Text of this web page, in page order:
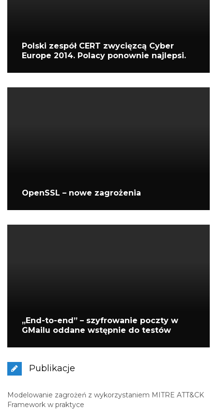
Polski zespół CERT zwycięzcą Cyber
Europe 2014. Polacy ponownie najlepsi.
OpenSSL – nowe zagrożenia
„End-to-end” – szyfrowanie poczty w
GMailu oddane wstępnie do testów
Publikacje
Modelowanie zagrożeń z wykorzystaniem MITRE ATT&CK
Framework w praktyce